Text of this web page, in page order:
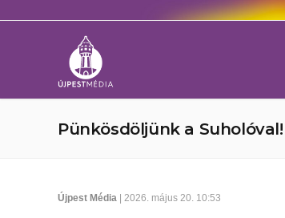
Pünkösdöljünk a Suholóval!
Újpest Média | 2026. május 20. 10:53